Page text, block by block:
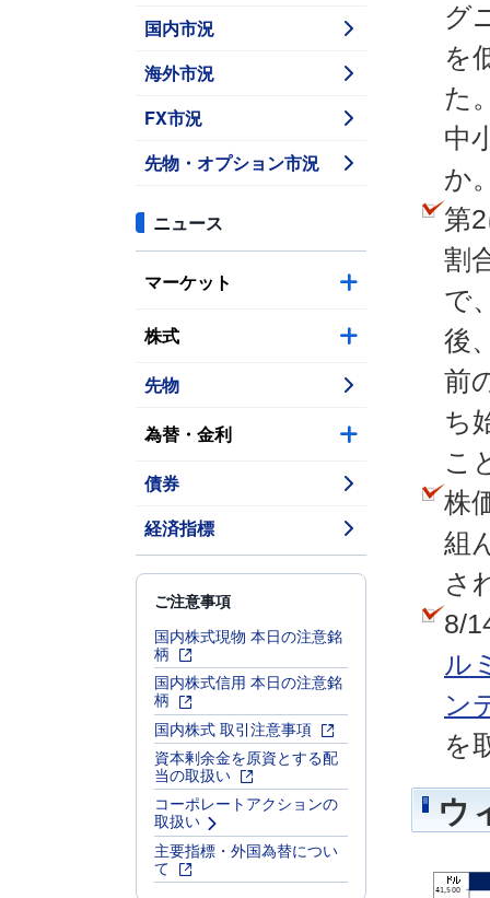
国内市況
海外市況
FX市況
先物・オプション市況
ニュース
マーケット
株式
先物
為替・金利
債券
経済指標
ご注意事項
国内株式現物 本日の注意銘
柄
国内株式信用 本日の注意銘
柄
国内株式 取引注意事項
資本剰余金を原資とする配
当の取扱い
コーポレートアクションの
取扱い
主要指標・外国為替につい
て
グ
を
た
中
か
第
割
で
後
前
ち
こ
株
組
さ
8/
ル
ン
を
ウ